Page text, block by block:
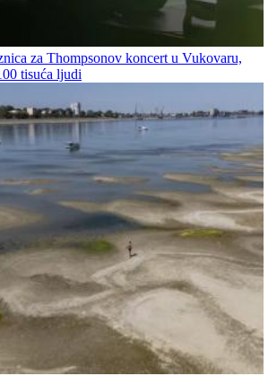
za Thompsonov koncert u Vukovaru,
tisuća ljudi